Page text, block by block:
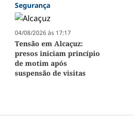
Segurança
04/08/2026 às 17:17
Tensão em Alcaçuz:
presos iniciam princípio
de motim após
suspensão de visitas